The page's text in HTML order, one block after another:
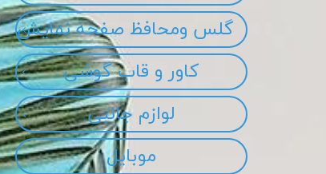
گلس ومحافظ صفحه نمایش
کاور و قاب گوشی
لوازم جانبی
موبایل